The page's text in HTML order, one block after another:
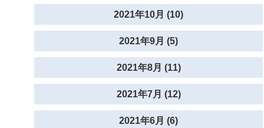
2021年10月 (10)
2021年9月 (5)
2021年8月 (11)
2021年7月 (12)
2021年6月 (6)